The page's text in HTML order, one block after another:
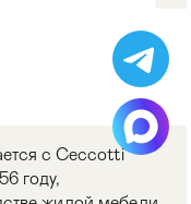
с Ceccotti
году,